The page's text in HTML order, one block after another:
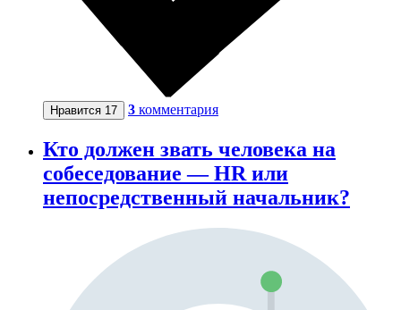
Нравится 17 3 комментария
Кто должен звать человека на
собеседование — HR или
непосредственный начальник?